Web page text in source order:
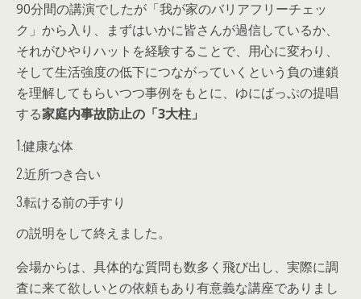
90分間の講演でしたが「我が家のバリアフリーチェッ
ク」から入り、まずはいかに皆さんが過信しているか、
それがひやりハットを経験することで、用心に変わり、
そして生活強度の低下につながっていくという負の連鎖
を理解してもらいつつ事例をもとに、ゆにばっぷの提唱
する家庭内事故防止の「3大柱」
1.健康な体
2.近所つき合い
3.転ける前の手すり
の説明をして終えました。
会場からは、具体的な質問も数多く飛び出し、実際に調
査に来て欲しいとの依頼もあり有意義な講座でありまし